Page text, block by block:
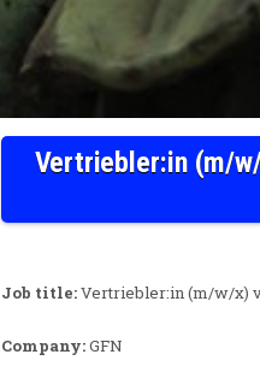
Vertriebler:in (m/
Job title:Vertriebler:in (m/w/x)
Company:GFN